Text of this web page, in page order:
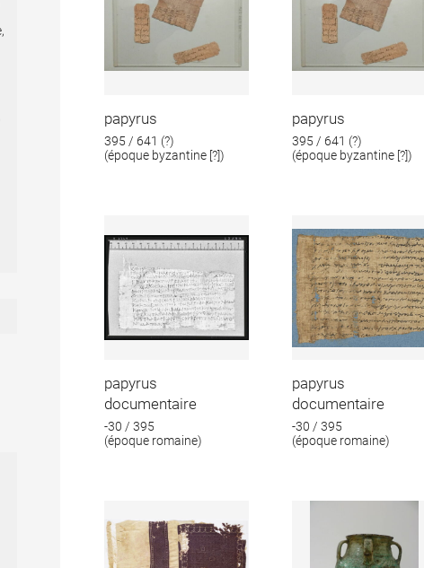
papyrus
395 / 641 (?)
(époque byzantine [?])
papyrus
395 / 641 (?)
(époque byzantine [?])
papyrus
documentaire
-30 / 395
(époque romaine)
papyrus
documentaire
-30 / 395
(époque romaine)